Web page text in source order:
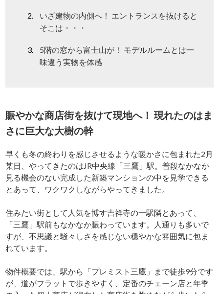
いざ建物の内側へ！ エントランスを抜けると
そこは・・・
5階の窓から富士山が！ モデルルームとは一
味違う実物を体感
賑やかな商店街を抜けて現地へ！ 現れたのはま
さに巨大な大樹の幹
早くも冬の終わりを感じさせるような暖かさに包まれた2月
某日、やってきたのはJR中央線「三鷹」駅。普段なかなか
見る機会のない完成した新築マンションの中を見学できる
とあって、ワクワクしながらやってきました。
住みたい街として人気を博す吉祥寺の一駅隣とあって、
「三鷹」駅前もなかなか賑わっています。人通りも多いで
すが、不思議と騒々しさを感じない穏やかな雰囲気に包ま
れています。
物件概要では、駅から「プレミスト三鷹」まで徒歩9分です
が、道がフラットで歩きやすく、定番のチェーン店と年季